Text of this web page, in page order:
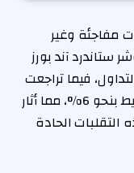
مفاجئة وغير
ستاندرد آند بورز
التداول، فيما تراجعت
العقود الآجلة لخام غرب تكساس الوسيط بنحو 6%، مما أثار
التقلبات الحادة